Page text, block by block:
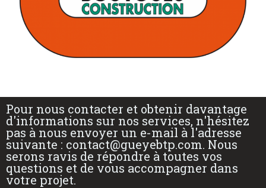
Pour nous contacter et obtenir davantage
d'informations sur nos services, n'hésitez
pas à nous envoyer un e-mail à l'adresse
suivante : contact@gueyebtp.com. Nous
serons ravis de répondre à toutes vos
questions et de vous accompagner dans
votre projet.